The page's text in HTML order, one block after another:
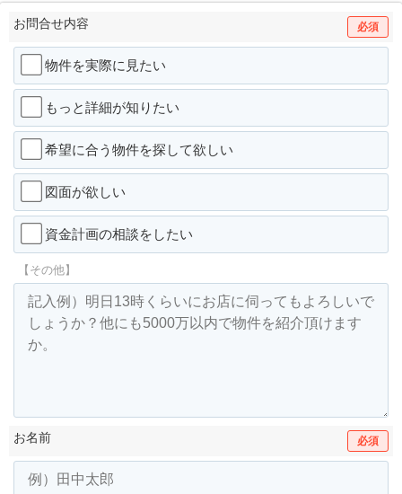
お問合せ内容 必須
物件を実際に見たい
もっと詳細が知りたい
希望に合う物件を探して欲しい
図面が欲しい
資金計画の相談をしたい
【その他】
お名前 必須